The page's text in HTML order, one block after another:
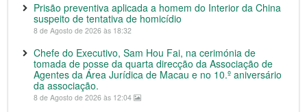
Prisão preventiva aplicada a homem do Interior da China
suspeito de tentativa de homicídio
8 de Agosto de 2026 às 18:32
Chefe do Executivo, Sam Hou Fai, na cerimónia de
tomada de posse da quarta direcção da Associação de
Agentes da Área Jurídica de Macau e no 10.º aniversário
da associação.
8 de Agosto de 2026 às 12:04